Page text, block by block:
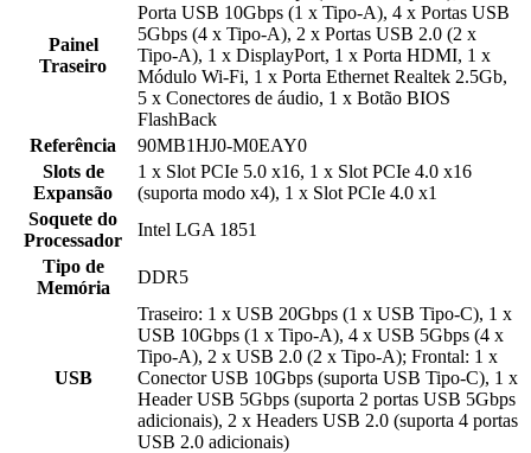
Painel
Traseiro
Porta USB 10Gbps (1 x Tipo-A), 4 x Portas USB
5Gbps (4 x Tipo-A), 2 x Portas USB 2.0 (2 x
Tipo-A), 1 x DisplayPort, 1 x Porta HDMI, 1 x
Módulo Wi-Fi, 1 x Porta Ethernet Realtek 2.5Gb,
5 x Conectores de áudio, 1 x Botão BIOS
FlashBack
Referência
90MB1HJ0-M0EAY0
Slots de
Expansão
1 x Slot PCIe 5.0 x16, 1 x Slot PCIe 4.0 x16
(suporta modo x4), 1 x Slot PCIe 4.0 x1
Soquete do
Processador
Intel LGA 1851
Tipo de
Memória
DDR5
USB
Traseiro: 1 x USB 20Gbps (1 x USB Tipo-C), 1 x
USB 10Gbps (1 x Tipo-A), 4 x USB 5Gbps (4 x
Tipo-A), 2 x USB 2.0 (2 x Tipo-A); Frontal: 1 x
Conector USB 10Gbps (suporta USB Tipo-C), 1 x
Header USB 5Gbps (suporta 2 portas USB 5Gbps
adicionais), 2 x Headers USB 2.0 (suporta 4 portas
USB 2.0 adicionais)